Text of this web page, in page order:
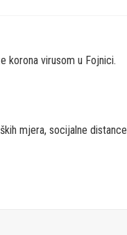
korona virusom u Fojnici.
mjera, socijalne distance